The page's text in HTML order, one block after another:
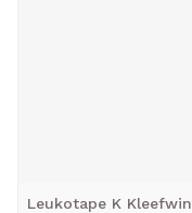
Leukotape K